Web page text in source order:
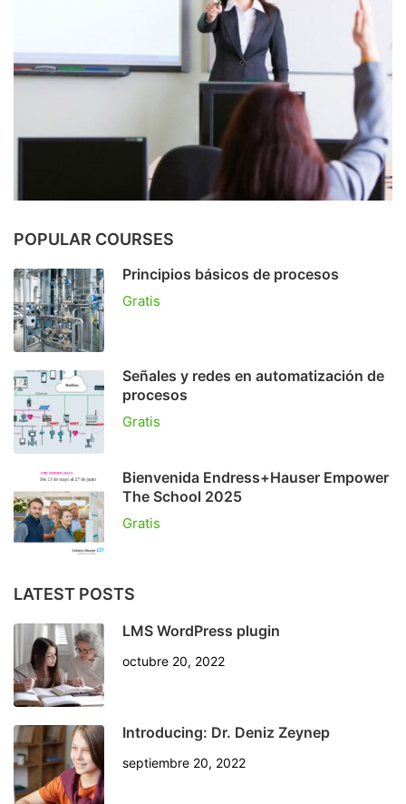
POPULAR COURSES
Principios básicos de procesos
Gratis
Señales y redes en automatización de
procesos
Gratis
Bienvenida Endress+Hauser Empower
The School 2025
Gratis
LATEST POSTS
LMS WordPress plugin
octubre 20, 2022
Introducing: Dr. Deniz Zeynep
septiembre 20, 2022